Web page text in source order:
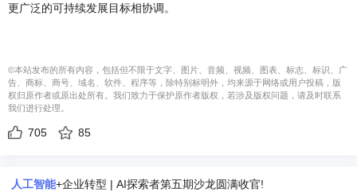
更广泛的可持续发展目标相协调。
©本站发布的所有内容，包括但不限于文字、图片、音频、视频、图表、标志、标识、广
告、商标、商号、域名、软件、程序等，除特别标明外，均来源于网络或用户投稿，版
权归原作者或原出处所有。我们致力于保护原作者版权，若涉及版权问题，请及时联系
我们进行处理。
705 85
人工智能+企业转型 | AI探索者第五期沙龙圆满收官!